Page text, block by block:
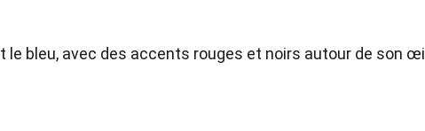
le bleu, avec des accents rouges et noirs autour de son œil